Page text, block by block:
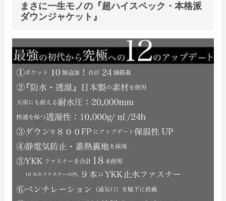
まさに一生モノの『超ハイスペック・本格派
ダウンジャケット』